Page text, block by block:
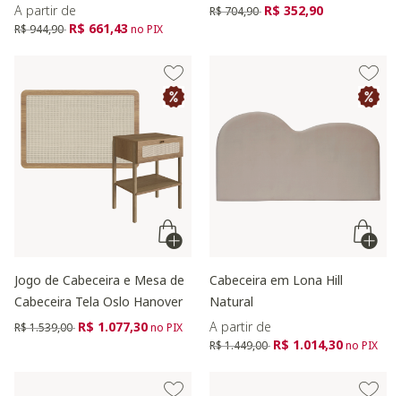
A partir de
Preço reduzido de
R$ 944,90 para
R$ 661,43no PIX
Preço reduzido de
R$ 704,90 para
R$ 352,90
Jogo de Cabeceira e Mesa de
Cabeceira Tela Oslo Hanover
Preço reduzido de
R$ 1.539,00 para
R$ 1.077,30no PIX
Cabeceira em Lona Hill
Natural
A partir de
Preço reduzido de
R$ 1.449,00 para
R$ 1.014,30no PIX